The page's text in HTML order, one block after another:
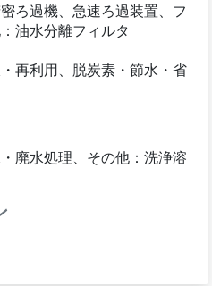
ろ過機、急速ろ過装置、フ
油水分離フィルタ
再利用、脱炭素・節水・省
廃水処理、その他：洗浄溶